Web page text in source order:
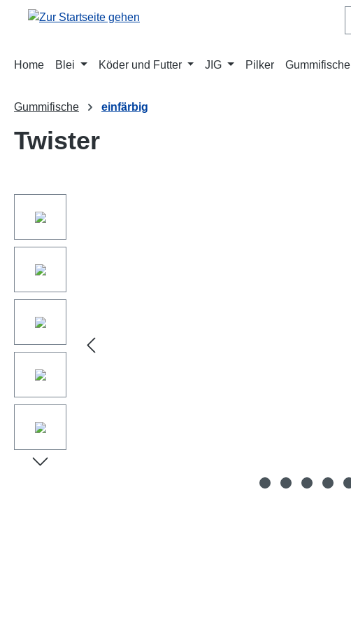
Zur Hauptnavigation springen
Home Blei Köder und Futter JIG Pilker Gummifische
Gummifische einfärbig
Twister